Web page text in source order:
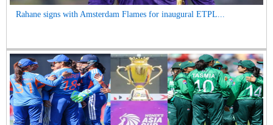
Rahane signs with Amsterdam Flames for inaugural ETPL...